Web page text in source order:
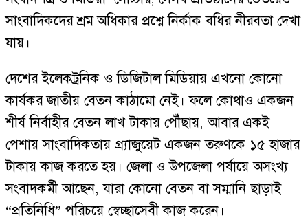
সাংবাদিকদের শ্রম অধিকার প্রশ্নে নির্কাক বধির নীরবতা দেখা
যায়।
দেশের ইলেকট্রনিক ও ডিজিটাল মিডিয়ায় এখনো কোনো
কার্যকর জাতীয় বেতন কাঠামো নেই। ফলে কোথাও একজন
শীর্ষ নির্বাহীর বেতন লাখ টাকায় পৌঁছায়, আবার একই
পেশায় সাংবাদিকতায় গ্র্যাজুয়েট একজন তরুণকে ১৫ হাজার
টাকায় কাজ করতে হয়। জেলা ও উপজেলা পর্যায়ে অসংখ্য
সংবাদকর্মী আছেন, যারা কোনো বেতন বা সম্মানি ছাড়াই
“প্রতিনিধি” পরিচয়ে স্বেচ্ছাসেবী কাজ করেন।